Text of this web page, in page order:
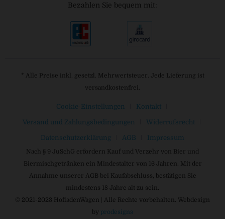
Bezahlen Sie bequem mit:
* Alle Preise inkl. gesetzl. Mehrwertsteuer. Jede Lieferung ist
versandkostenfrei.
Cookie-Einstellungen Kontakt
Versand und Zahlungsbedingungen Widerrufsrecht
Datenschutzerklärung AGB Impressum
Nach § 9 JuSchG erfordern Kauf und Verzehr von Bier und
Biermischgetränken ein Mindestalter von 16 Jahren. Mit der
Annahme unserer AGB bei Kaufabschluss, bestätigen Sie
mindestens 18 Jahre alt zu sein.
© 2021-2023 HofladenWagen | Alle Rechte vorbehalten. Webdesign
by prodesigns